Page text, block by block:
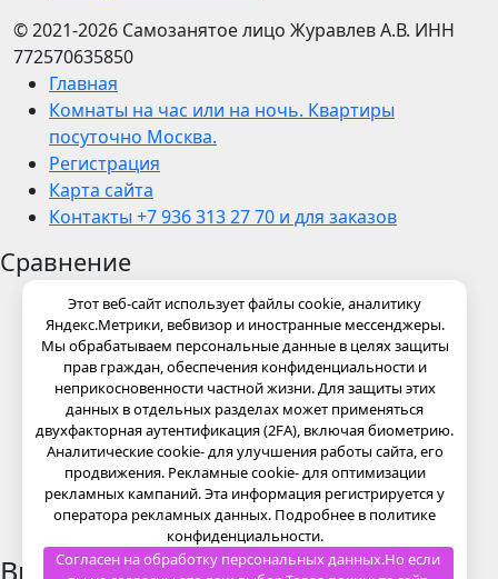
© 2021-2026 Самозанятое лицо Журавлев А.В. ИНН
772570635850
Главная
Комнаты на час или на ночь. Квартиры
посуточно Москва.
Регистрация
Карта сайта
Контакты +7 936 313 27 70 и для заказов
Сравнение
Введите ваше ключевое слово
Этот веб-сайт использует файлы cookie, аналитику
Яндекс.Метрики, вебвизор и иностранные мессенджеры.
Мы обрабатываем персональные данные в целях защиты
прав граждан, обеспечения конфиденциальности и
неприкосновенности частной жизни. Для защиты этих
данных в отдельных разделах может применяться
двухфакторная аутентификация (2FA), включая биометрию.
Аналитические cookie- для улучшения работы сайта, его
продвижения. Рекламные cookie- для оптимизации
рекламных кампаний. Эта информация регистрируется у
оператора рекламных данных. Подробнее в политике
конфиденциальности.
Согласен на обработку персональных данных.Но если